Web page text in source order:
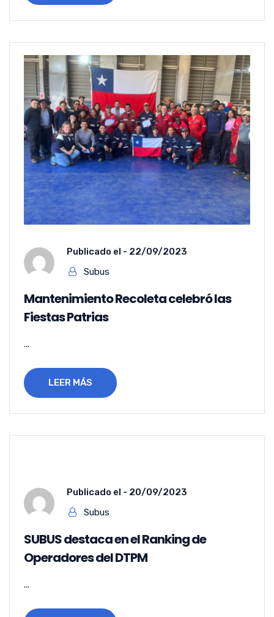
Publicado el - 22/09/2023
Subus
Mantenimiento Recoleta celebró las
Fiestas Patrias
...
LEER MÁS
Publicado el - 20/09/2023
Subus
SUBUS destaca en el Ranking de
Operadores del DTPM
...